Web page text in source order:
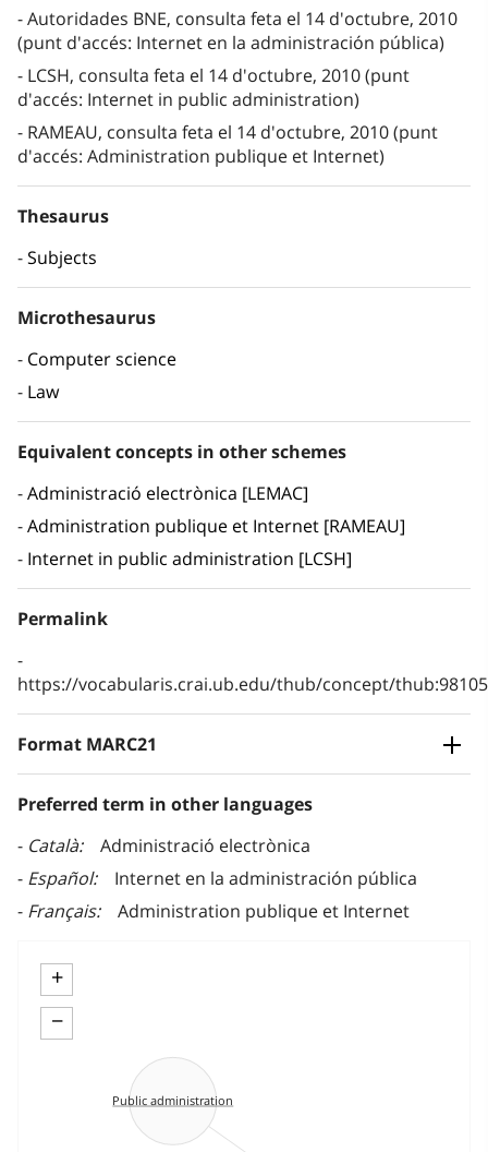
Autoridades BNE, consulta feta el 14 d'octubre, 2010
(punt d'accés: Internet en la administración pública)
LCSH, consulta feta el 14 d'octubre, 2010 (punt
d'accés: Internet in public administration)
RAMEAU, consulta feta el 14 d'octubre, 2010 (punt
d'accés: Administration publique et Internet)
Thesaurus
Subjects
Microthesaurus
Computer science
Law
Equivalent concepts in other schemes
Administració electrònica [LEMAC]
Administration publique et Internet [RAMEAU]
Internet in public administration [LCSH]
Permalink
https://vocabularis.crai.ub.edu/thub/concept/
Format MARC21
Preferred term in other languages
Català
Administració electrònica
Español
Internet en la administración pública
Français
Administration publique et Internet
+
−
Public administration